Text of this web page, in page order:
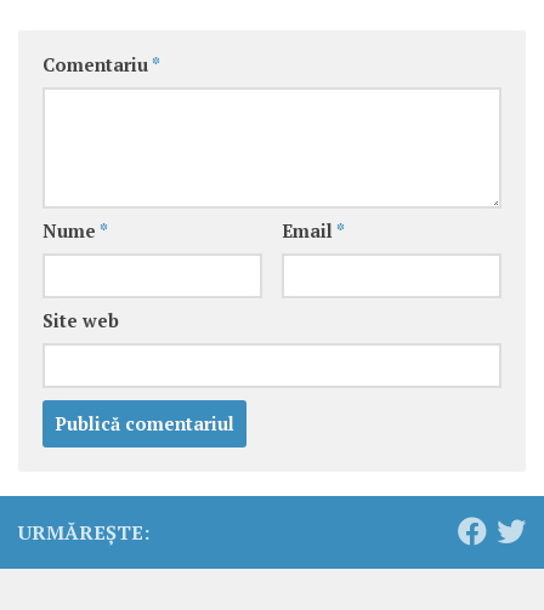
Comentariu *
Nume * Email *
Site web
URMĂREȘTE: